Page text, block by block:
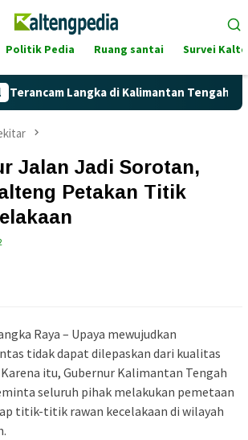
Politik Pedia Ruang santai Survei
Langka di Kalimantan Tengah?
Jalan Jadi Sorotan,
Petakan Titik
Raya – Upaya mewujudkan
tidak dapat dilepaskan dari kualitas
itu, Gubernur Kalimantan Tengah
seluruh pihak melakukan pemetaan
titik-titik rawan kecelakaan di wilayah